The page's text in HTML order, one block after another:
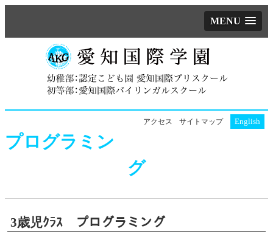
MENU
アクセス サイトマップ English
プログラミン
グ
3歳児ｸﾗｽ プログラミング